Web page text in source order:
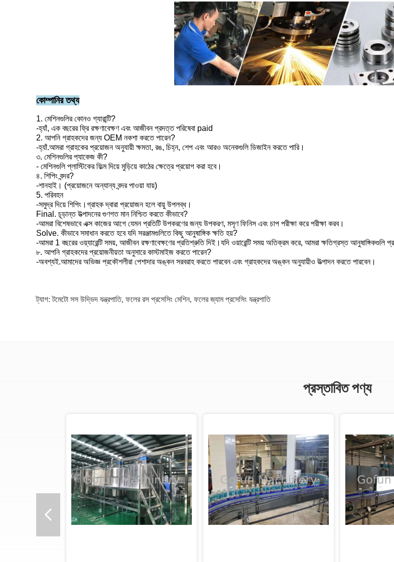
কোম্পানির তথ্য
1. মেশিনগুলির কোনও গ্যারান্টি?
-হ্যাঁ, এক বছরের ফ্রি রক্ষণাবেক্ষণ এবং আজীবন প্রদত্ত পরিষেবা paid
2. আপনি গ্রাহকদের জন্য OEM নকশা করতে পারেন?
-হ্যাঁ.আমরা গ্রাহকের প্রয়োজন অনুযায়ী ক্ষমতা, রঙ, চিহ্ন, শেপ এবং আরও অনেকগুলি ডিজাইন করতে পারি।
৩. মেশিনগুলির প্যাকেজ কী?
- মেশিনগুলি প্লাস্টিকের ফিল্ম দিয়ে মুড়িয়ে কাঠের ক্ষেত্রে প্রয়োগ করা হবে।
৪. শিপিং বন্দর?
-শানহাই। (প্রয়োজনে অন্যান্য বন্দর পাওয়া যায়)
5. পরিবহন
-সমুদ্র দিয়ে শিপিং।গ্রাহক দ্বারা প্রয়োজন হলে বায়ু উপলব্ধ।
Final. চূড়ান্ত উত্পাদনের গুণগত মান নিশ্চিত করতে কীভাবে?
-আমরা বিশেষভাবে এক্স কাজের আগে যেমন প্রতিটি উপকরণের জন্য উপকরণ, মসৃণ ফিনিস এবং চাপ পরীক্ষা করে পরীক্ষা করব।
Solve. কীভাবে সমাধান করতে হবে যদি সরঞ্জামগুলিতে কিছু আনুষাঙ্গিক ক্ষতি হয়?
-আমরা 1 বছরের ওয়্যারেন্টি সময়, আজীবন রক্ষণাবেক্ষণের প্রতিশ্রুতি দিই।যদি ওয়ারেন্টি সময় অতিক্রম করে, আমরা ক্ষতিগ্রস্ত আনুষাঙ্গিকগুলি
৮. আপনি গ্রাহকদের প্রয়োজনীয়তা অনুসারে কাস্টমাইজ করতে পারেন?
-অবশ্যই.আমাদের অভিজ্ঞ প্রকৌশলীরা পেশাদার অঙ্কন সরবরাহ করতে পারবেন এবং গ্রাহকদের অঙ্কন অনুযায়ীও উত্পাদন করতে পারবেন।
ট্যাগ:টমেটো সস উদ্ভিদ যন্ত্রপাতি, ফলের রস প্রসেসিং মেশিন, ফলের জ্যাম প্রসেসিং যন্ত্রপাতি
প্রস্তাবিত পণ্য